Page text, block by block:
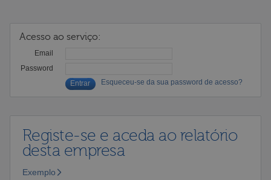
Acesso ao serviço:
Email
Password
Esqueceu-se da sua password de acesso?
Registe-se e aceda ao relatório
desta empresa
Exemplo